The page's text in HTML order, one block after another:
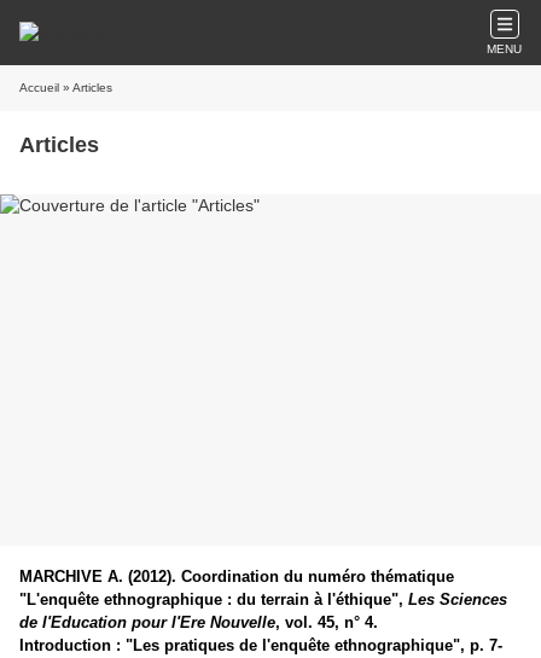
MENU
Accueil » Articles
Articles
MARCHIVE A. (2012). Coordination du numéro thématique
"L'enquête ethnographique : du terrain à l'éthique", Les Sciences
de l'Education pour l'Ere Nouvelle, vol. 45, n° 4.
Introduction : "Les pratiques de l'enquête ethnographique", p. 7-